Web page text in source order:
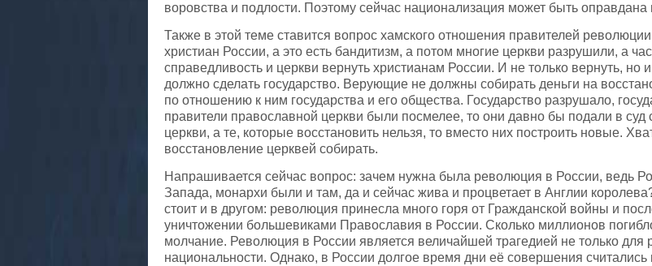
воровства и подлости. Поэтому сейчас национализация может быть оправдана
Также в этой теме ставится вопрос хамского отношения правителей
христиан России, а это есть бандитизм, а потом многие церкви разрушили, а
справедливость и церкви вернуть христианам России. И не только вернуть, но
должно сделать государство. Верующие не должны собирать деньги на
по отношению к ним государства и его общества. Государство разрушало,
правители православной церкви были посмелее, то они давно бы подали в
церкви, а те, которые восстановить нельзя, то вместо них построить новые.
восстановление церквей собирать.
Напрашивается сейчас вопрос: зачем нужна была революция в России, ведь
Запада, монархи были и там, да и сейчас жива и процветает в Англии
стоит и в другом: революция принесла много горя от Гражданской войны и
уничтожении большевиками Православия в России. Сколько миллионов
молчание. Революция в России является величайшей трагедией не только для
национальности. Однако, в России долгое время дни её совершения считались